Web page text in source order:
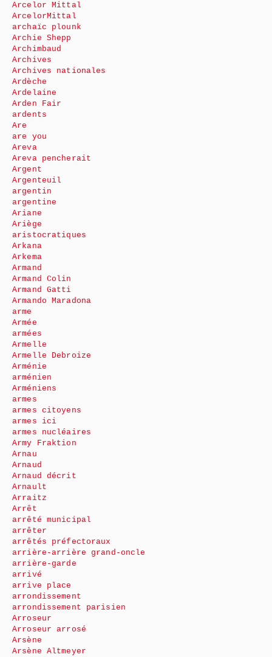
Arcelor Mittal
ArcelorMittal
archaïc plounk
Archie Shepp
Archimbaud
Archives
Archives nationales
Ardèche
Ardelaine
Arden Fair
ardents
Are
are you
Areva
Areva pencherait
Argent
Argenteuil
argentin
argentine
Ariane
Ariège
aristocratiques
Arkana
Arkema
Armand
Armand Colin
Armand Gatti
Armando Maradona
arme
Armée
armées
Armelle
Armelle Debroize
Arménie
arménien
Arméniens
armes
armes citoyens
armes ici
armes nucléaires
Army Fraktion
Arnau
Arnaud
Arnaud décrit
Arnault
Arraitz
Arrêt
arrêté municipal
arrêter
arrêtés préfectoraux
arrière-arrière grand-oncle
arrière-garde
arrivé
arrive place
arrondissement
arrondissement parisien
Arroseur
Arroseur arrosé
Arsène
Arsène Altmeyer